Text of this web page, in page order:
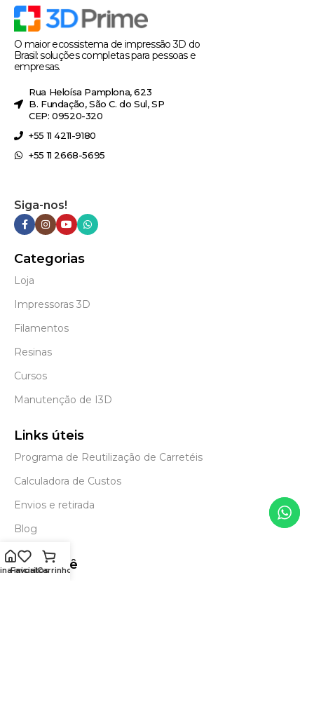
O maior ecossistema de impressão 3D do
Brasil: soluções completas para pessoas e
empresas.
Rua Heloísa Pamplona, 623
B. Fundação, São C. do Sul, SP
CEP: 09520-320
+55 11 4211-9180
+55 11 2668-5695
Siga-nos!
Categorias
Loja
Impressoras 3D
Filamentos
Resinas
Cursos
Manutenção de I3D
Links úteis
Programa de Reutilização de Carretéis
Calculadora de Custos
Envios e retirada
Blog
Para você
inicial
FavoritosCarrinho